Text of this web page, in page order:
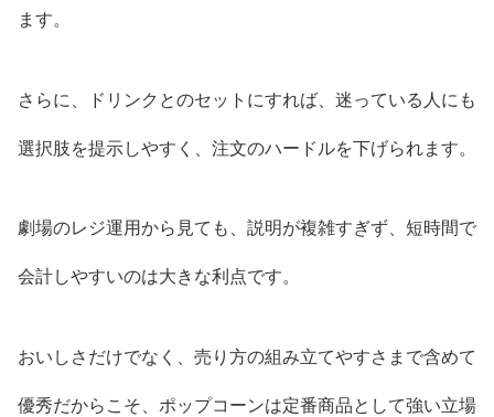
ます。
さらに、ドリンクとのセットにすれば、迷っている人にも
選択肢を提示しやすく、注文のハードルを下げられます。
劇場のレジ運用から見ても、説明が複雑すぎず、短時間で
会計しやすいのは大きな利点です。
おいしさだけでなく、売り方の組み立てやすさまで含めて
優秀だからこそ、ポップコーンは定番商品として強い立場